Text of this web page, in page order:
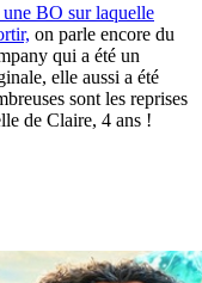
BO sur laquelle
on parle encore du
qui a été un
elle aussi a été
sont les reprises
de Claire, 4 ans !